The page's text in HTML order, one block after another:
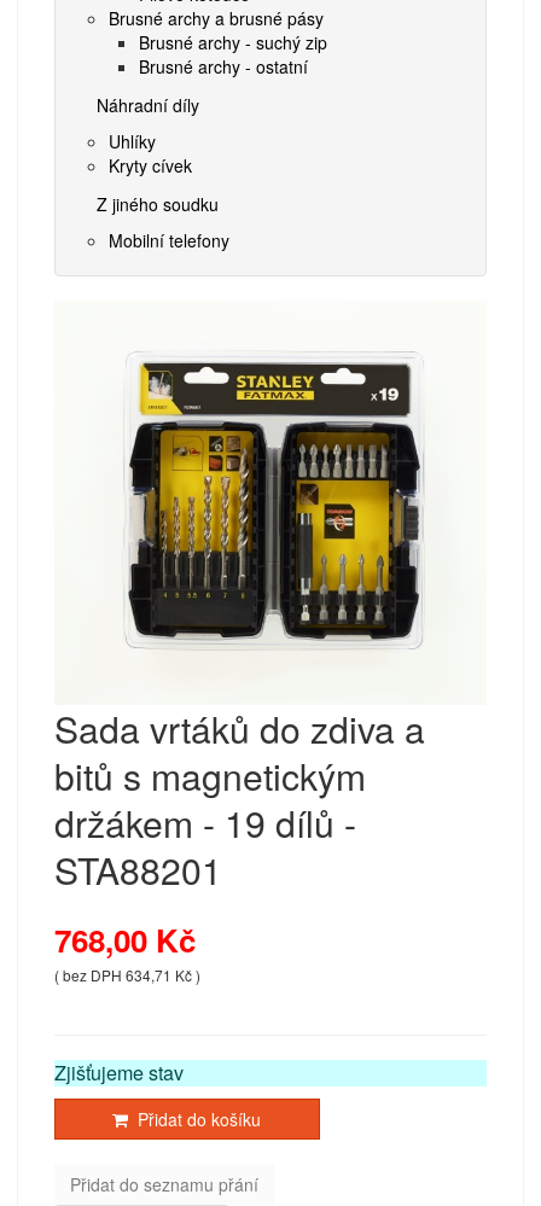
Brusné archy a brusné pásy
Brusné archy - suchý zip
Brusné archy - ostatní
Náhradní díly
Uhlíky
Kryty cívek
Z jiného soudku
Mobilní telefony
Sada vrtáků do zdiva a
bitů s magnetickým
držákem - 19 dílů -
STA88201
768,00 Kč
( bez DPH 634,71 Kč )
Zjišťujeme stav
Přidat do košíku
Přidat do seznamu přání